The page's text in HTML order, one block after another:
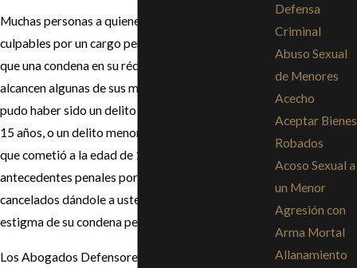
Muchas personas a quienes se les ha declarado
culpables por un cargo penal pueden darse cuenta
que una condena en su récord puede impedir que
alcancen algunas de sus metas en la vida. Tal vez,
pudo haber sido un delito grave que cometió hace
15 años, o un delito menor por ratería en tienda
que cometió a la edad de 18 años. Muchos
antecedentes penales por delitos pueden ser
cancelados dándole a usted un inicio nuevo sin el
estigma de su condena penal del pasado.
Los Abogados Defensores Penalistas de las
Defensa
Criminal
Abuso Sexual
de Menores
Acecho
Aceptar Bienes
Robados
Acoso Sexual a
un Menor
Agresión con
Arma Mortal
Allanamiento